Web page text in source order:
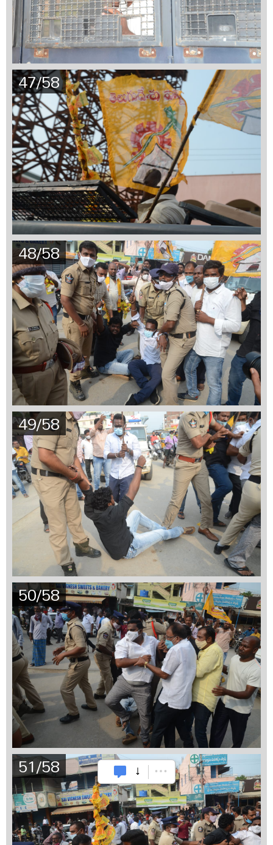
47/58
48/58
49/58
50/58
51/58